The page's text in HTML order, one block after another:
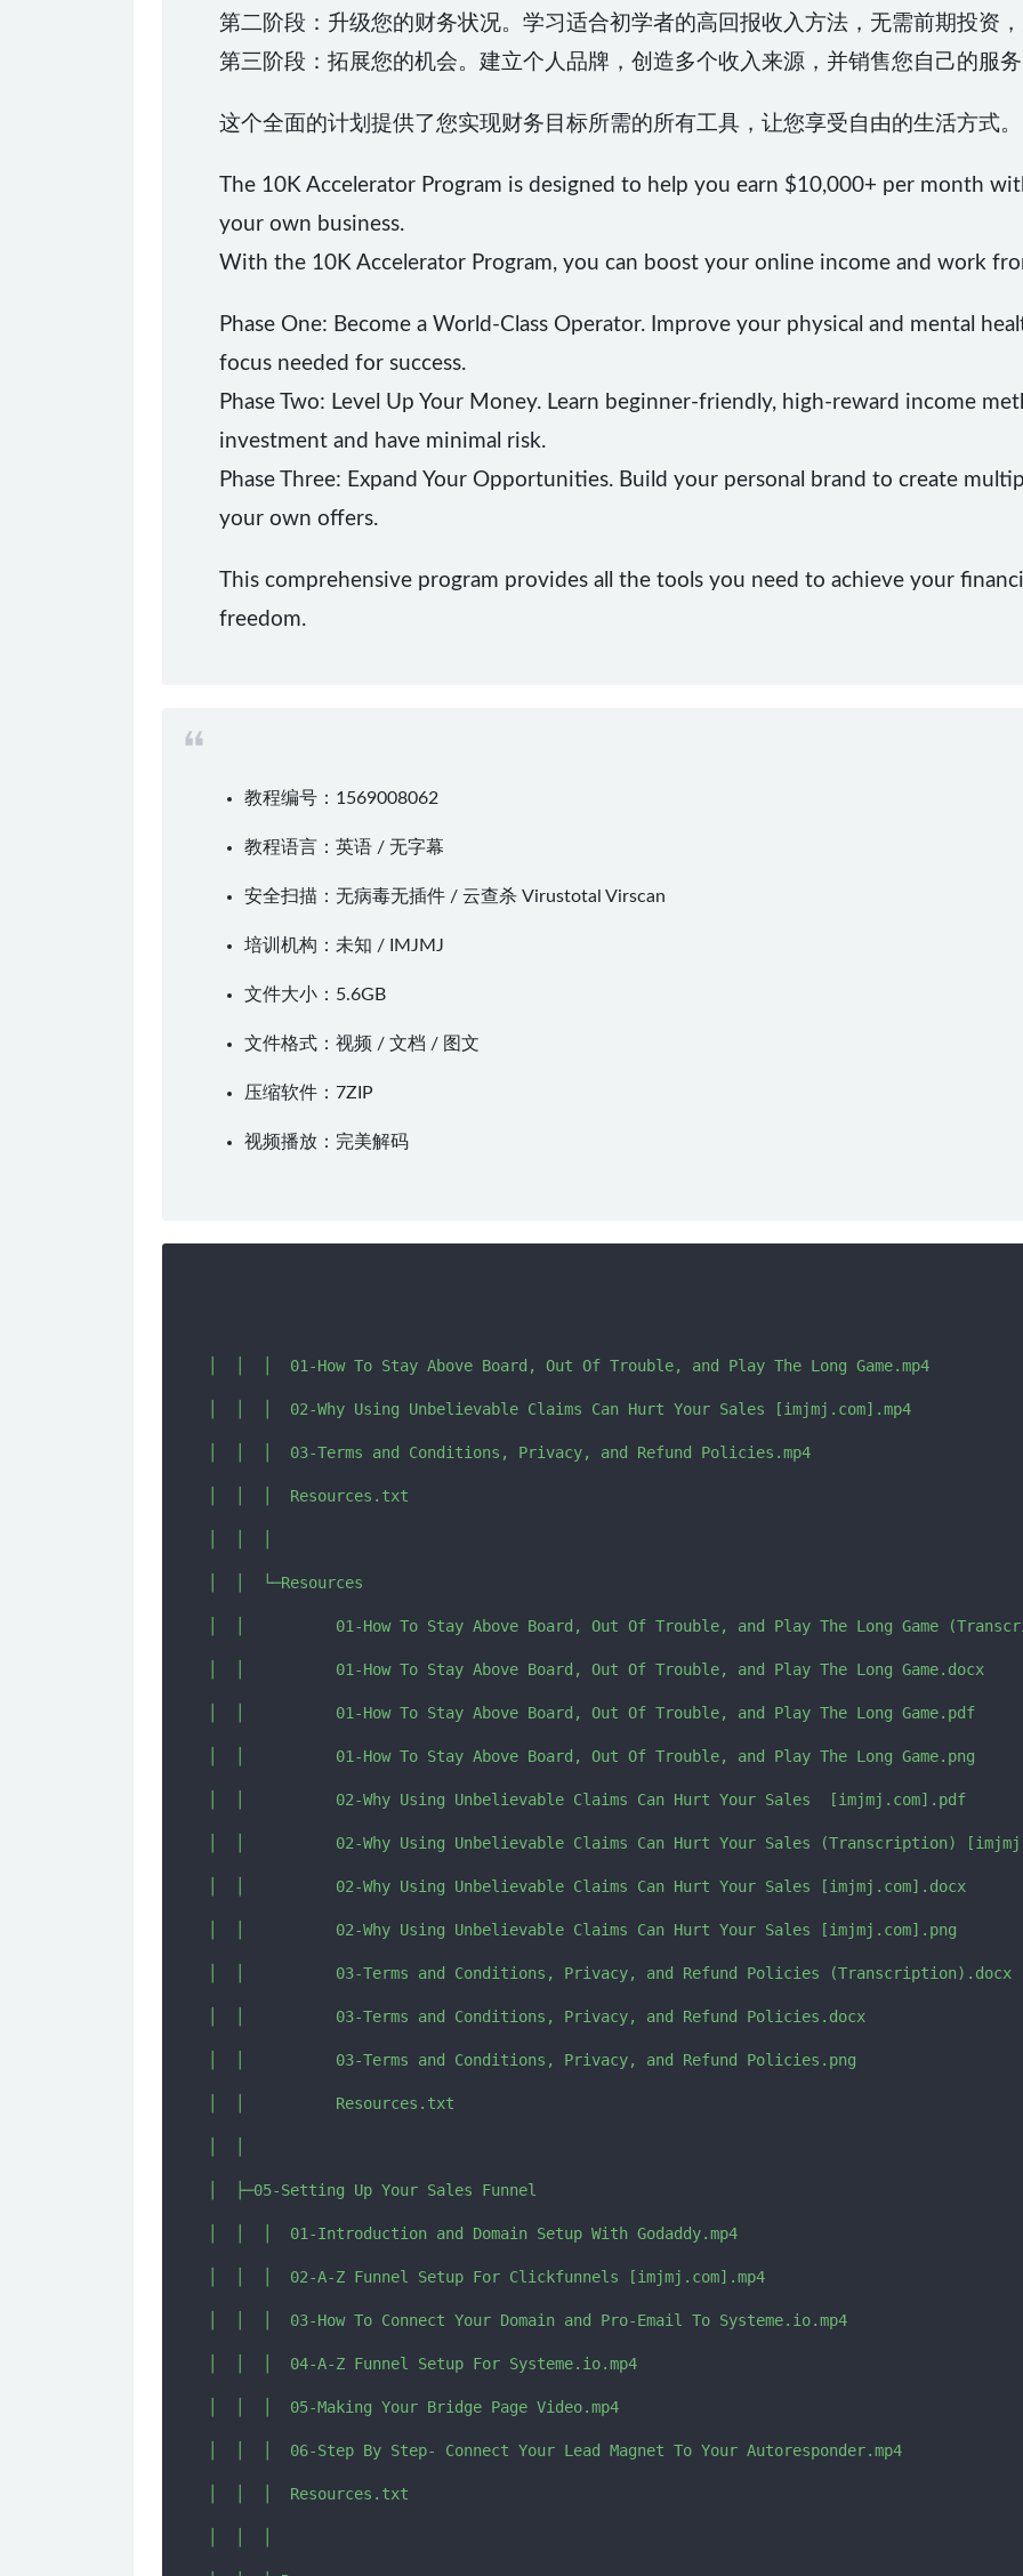
第二阶段：升级您的财务状况。学习适合初学者的高回报收入方法，无需前期投资
第三阶段：拓展您的机会。建立个人品牌，创造多个收入来源，并销售您自己的服
这个全面的计划提供了您实现财务目标所需的所有工具，让您享受自由的生活方式。
The 10K Accelerator Program is designed to help you earn $10,000+ per month
your own business.
With the 10K Accelerator Program, you can boost your online income and work
Phase One: Become a World-Class Operator. Improve your physical and mental
focus needed for success.
Phase Two: Level Up Your Money. Learn beginner-friendly, high-reward income
investment and have minimal risk.
Phase Three: Expand Your Opportunities. Build your personal brand to create
your own offers.
This comprehensive program provides all the tools you need to achieve your
freedom.
教程编号：1569008062
教程语言：英语 / 无字幕
安全扫描：无病毒无插件 / 云查杀 Virustotal Virscan
培训机构：未知 / IMJMJ
文件大小：5.6GB
文件格式：视频 / 文档 / 图文
压缩软件： 7ZIP
视频播放： 完美解码